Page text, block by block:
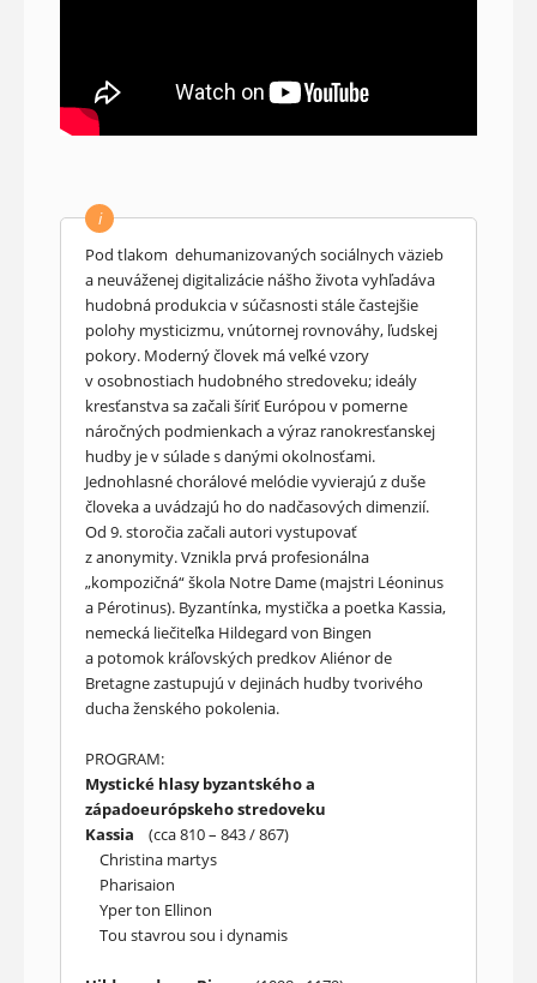
i
Pod tlakom dehumanizovaných sociálnych väzieb
a neuváženej digitalizácie nášho života vyhľadáva
hudobná produkcia v súčasnosti stále častejšie
polohy mysticizmu, vnútornej rovnováhy, ľudskej
pokory. Moderný človek má veľké vzory
v osobnostiach hudobného stredoveku; ideály
kresťanstva sa začali šíriť Európou v pomerne
náročných podmienkach a výraz ranokresťanskej
hudby je v súlade s danými okolnosťami.
Jednohlasné chorálové melódie vyvierajú z duše
človeka a uvádzajú ho do nadčasových dimenzií.
Od 9. storočia začali autori vystupovať
z anonymity. Vznikla prvá profesionálna
„kompozičná“ škola Notre Dame (majstri Léoninus
a Pérotinus). Byzantínka, mystička a poetka Kassia,
nemecká liečiteľka Hildegard von Bingen
a potomok kráľovských predkov Aliénor de
Bretagne zastupujú v dejinách hudby tvorivého
ducha ženského pokolenia.
PROGRAM:
Mystické hlasy byzantského a
západoeurópskeho stredoveku
Kassia
(cca 810 – 843 / 867)
Christina martys
Pharisaion
Yper ton Ellinon
Tou stavrou sou i dynamis